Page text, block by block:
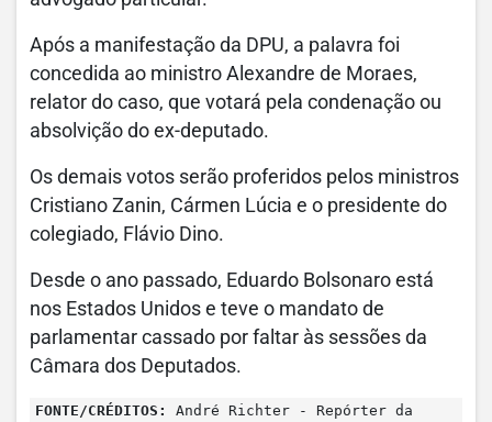
Após a manifestação da DPU, a palavra foi
concedida ao ministro Alexandre de Moraes,
relator do caso, que votará pela condenação ou
absolvição do ex-deputado.
Os demais votos serão proferidos pelos ministros
Cristiano Zanin, Cármen Lúcia e o presidente do
colegiado, Flávio Dino.
Desde o ano passado, Eduardo Bolsonaro está
nos Estados Unidos e teve o mandato de
parlamentar cassado por faltar às sessões da
Câmara dos Deputados.
FONTE/CRÉDITOS:
André Richter - Repórter da